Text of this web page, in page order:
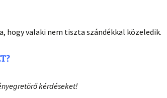
hogy valaki nem tiszta szándékkal közeledik.
kérdéseket!